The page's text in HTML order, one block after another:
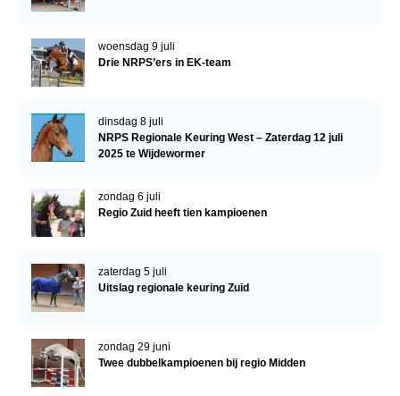
woensdag 9 juli
Drie NRPS’ers in EK-team
dinsdag 8 juli
NRPS Regionale Keuring West – Zaterdag 12 juli
2025 te Wijdewormer
zondag 6 juli
Regio Zuid heeft tien kampioenen
zaterdag 5 juli
Uitslag regionale keuring Zuid
zondag 29 juni
Twee dubbelkampioenen bij regio Midden